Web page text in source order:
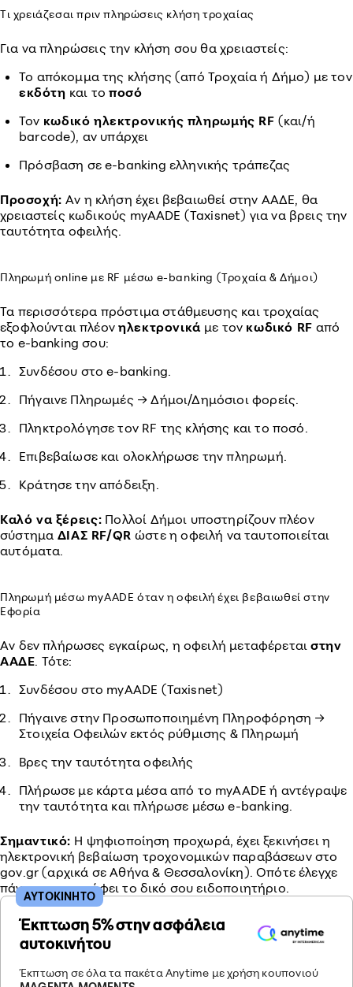
Τι χρειάζεσαι πριν πληρώσεις κλήση τροχαίας
Για να πληρώσεις την κλήση σου θα χρειαστείς:
Το απόκομμα της κλήσης (από Τροχαία ή Δήμο) με τον
εκδότη και τοποσό
Τον κωδικό ηλεκτρονικής πληρωμής RF (και/ή
barcode), αν υπάρχει
Πρόσβαση σε e-banking ελληνικής τράπεζας
Προσοχή: Αν η κλήση έχει βεβαιωθεί στην ΑΑΔΕ, θα
χρειαστείς κωδικούς myAADE (Taxisnet) για να βρεις την
ταυτότητα οφειλής.
Πληρωμή online με RF μέσω e-banking (Τροχαία & Δήμοι)
Τα περισσότερα πρόστιμα στάθμευσης και τροχαίας
εξοφλούνται πλέονηλεκτρονικάμε τον κωδικό RF από
το e-banking σου:
Συνδέσου στο e-banking.
Πήγαινε Πληρωμές → Δήμοι/Δημόσιοι φορείς.
Πληκτρολόγησε τον RF της κλήσης και το ποσό.
Επιβεβαίωσε και ολοκλήρωσε την πληρωμή.
Κράτησε την απόδειξη.
Καλό να ξέρεις: Πολλοί Δήμοι υποστηρίζουν πλέον
σύστημα ΔΙΑΣ RF/QR ώστε η οφειλή να ταυτοποιείται
αυτόματα.
Πληρωμή μέσω myAADE όταν η οφειλή έχει βεβαιωθεί στην
Εφορία
Αν δεν πλήρωσες εγκαίρως, η οφειλή μεταφέρεταιστην
ΑΑΔΕ. Τότε:
Συνδέσου στο myAADE (Taxisnet)
Πήγαινε στην Προσωποποιημένη Πληροφόρηση →
Στοιχεία Οφειλών εκτός ρύθμισης & Πληρωμή
Βρες την ταυτότητα οφειλής
Πλήρωσε με κάρτα μέσα από το myAADE ή αντέγραψε
την ταυτότητα και πλήρωσε μέσω e-banking.
Σημαντικό: Η ψηφιοποίηση προχωρά, έχει ξεκινήσει η
ηλεκτρονική βεβαίωση τροχονομικών παραβάσεων στο
gov.gr (αρχικά σε Αθήνα & Θεσσαλονίκη). Οπότε έλεγχε
πάντα τι αναγράφει το δικό σου ειδοποιητήριο.
Έκπτωση 5% στην ασφάλεια
αυτοκινήτου
Έκπτωση σε όλα τα πακέτα Anytime με χρήση κουπονιού
ΑΥΤΟΚΙΝΗΤΟ